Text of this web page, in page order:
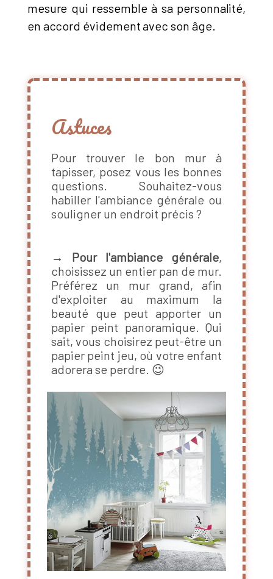
mesure qui ressemble à sa personnalité,
en accord évidement avec son âge.
Astuces
Pour trouver le bon mur à
tapisser, posez vous les bonnes
questions. Souhaitez-vous
habiller l'ambiance générale ou
souligner un endroit précis ?
→ Pour l'ambiance générale,
choisissez un entier pan de mur.
Préférez un mur grand, afin
d'exploiter au maximum la
beauté que peut apporter un
papier peint panoramique. Qui
sait, vous choisirez peut-être un
papier peint jeu, où votre enfant
adorera se perdre. 😉